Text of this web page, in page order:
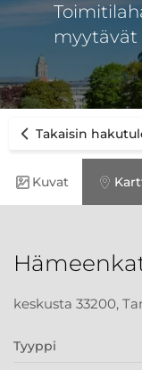
Takaisin
Kuvat
keskusta 33200,
Tyyppi